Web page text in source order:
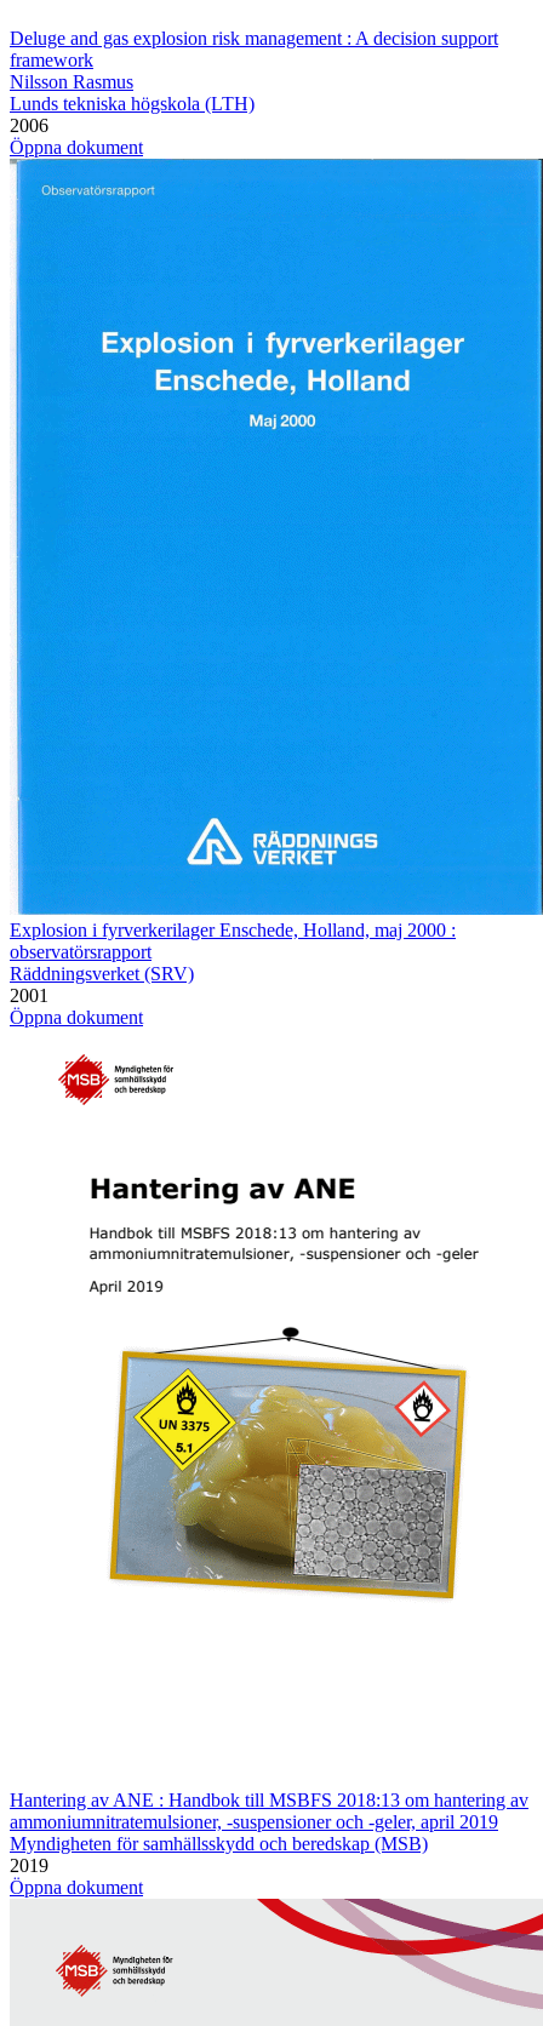
Deluge and gas explosion risk management : A decision support
framework
Nilsson Rasmus
Lunds tekniska högskola (LTH)
2006
Öppna dokument
Explosion i fyrverkerilager Enschede, Holland, maj 2000 :
observatörsrapport
Räddningsverket (SRV)
2001
Öppna dokument
Hantering av ANE : Handbok till MSBFS 2018:13 om hantering av
ammoniumnitratemulsioner, -suspensioner och -geler, april 2019
Myndigheten för samhällsskydd och beredskap (MSB)
2019
Öppna dokument